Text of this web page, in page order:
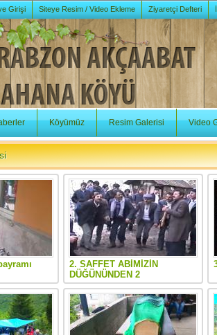
Girişi Siteye Resim / Video Ekleme Ziyaretçi Defteri
Köyümüz Resim Galerisi Video
2. SAFFET ABİMİZİN
DÜĞÜNÜNDEN 2